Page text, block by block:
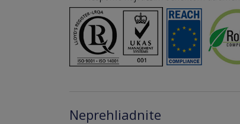
Neprehliadnite